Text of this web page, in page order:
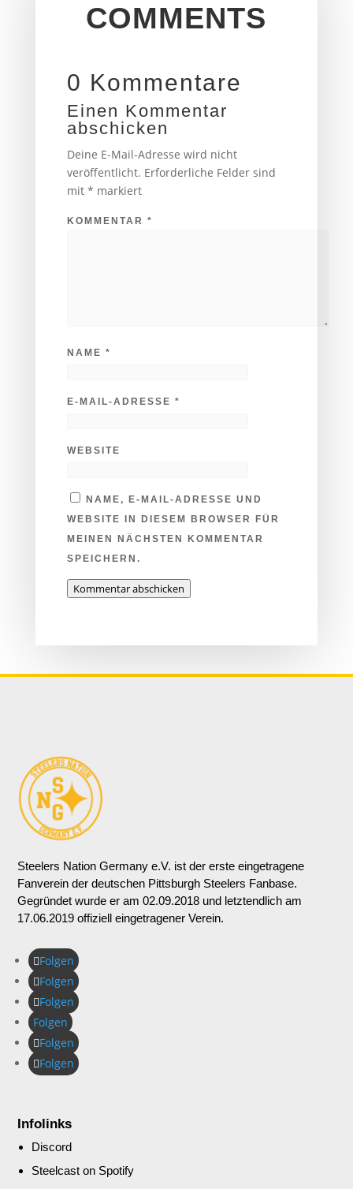
COMMENTS
0 Kommentare
Einen Kommentar
abschicken
Deine E-Mail-Adresse wird nicht
veröffentlicht. Erforderliche Felder sind
mit * markiert
KOMMENTAR *
NAME *
E-MAIL-ADRESSE *
WEBSITE
NAME, E-MAIL-ADRESSE UND
WEBSITE IN DIESEM BROWSER FÜR
MEINEN NÄCHSTEN KOMMENTAR
SPEICHERN.
Kommentar abschicken
Steelers Nation Germany e.V. ist der erste eingetragene
Fanverein der deutschen Pittsburgh Steelers Fanbase.
Gegründet wurde er am 02.09.2018 und letztendlich am
17.06.2019 offiziell eingetragener Verein.
Folgen
Folgen
Folgen
Folgen
Folgen
Folgen
Infolinks
Discord
Steelcast on Spotify